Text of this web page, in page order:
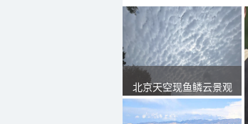
北京天空现鱼鳞云景观